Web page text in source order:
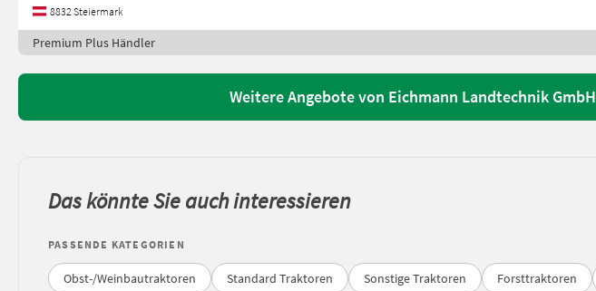
8832 Steiermark
Premium Plus Händler
Weitere Angebote von Eichmann Landtechnik GmbH
Das könnte Sie auch interessieren
PASSENDE KATEGORIEN
Obst-/Weinbautraktoren Standard Traktoren Sonstige Traktoren Forsttraktoren